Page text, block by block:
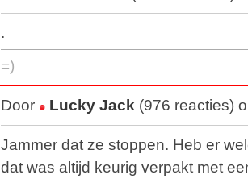
.
=)
Door Lucky Jack (976 reacties)
Jammer dat ze stoppen. Heb er
dat was altijd keurig verpakt met